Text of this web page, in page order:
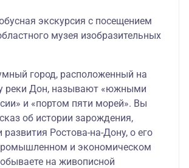
экскурсия с посещением
музея изобразительных
город, расположенный на
реки Дон, называют «южными
и «портом пяти морей». Вы
об истории зарождения,
развития Ростова-на-Дону, о его
и экономическом
на живописной